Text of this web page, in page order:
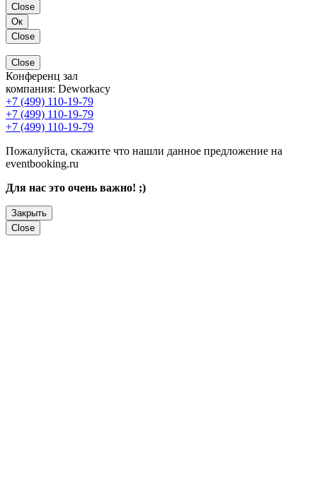
Close
Ок
Close
Close
Конференц зал
компания: Deworkacy
+7 (499) 110-19-79
+7 (499) 110-19-79
+7 (499) 110-19-79
Пожалуйста, скажите что нашли данное предложение на
eventbooking.ru
Для нас это очень важно! ;)
Закрыть
Close